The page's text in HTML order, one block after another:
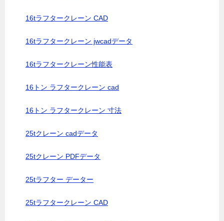
16tラフタークレーン CAD
16tラフタークレーン jwcadデータ
16tラフタークレーン性能表
16トン ラフタークレーン cad
16トン ラフタークレーン 寸法
25tクレーン cadデータ
25tクレーン PDFデータ
25tラフター データー
25tラフタークレーン CAD